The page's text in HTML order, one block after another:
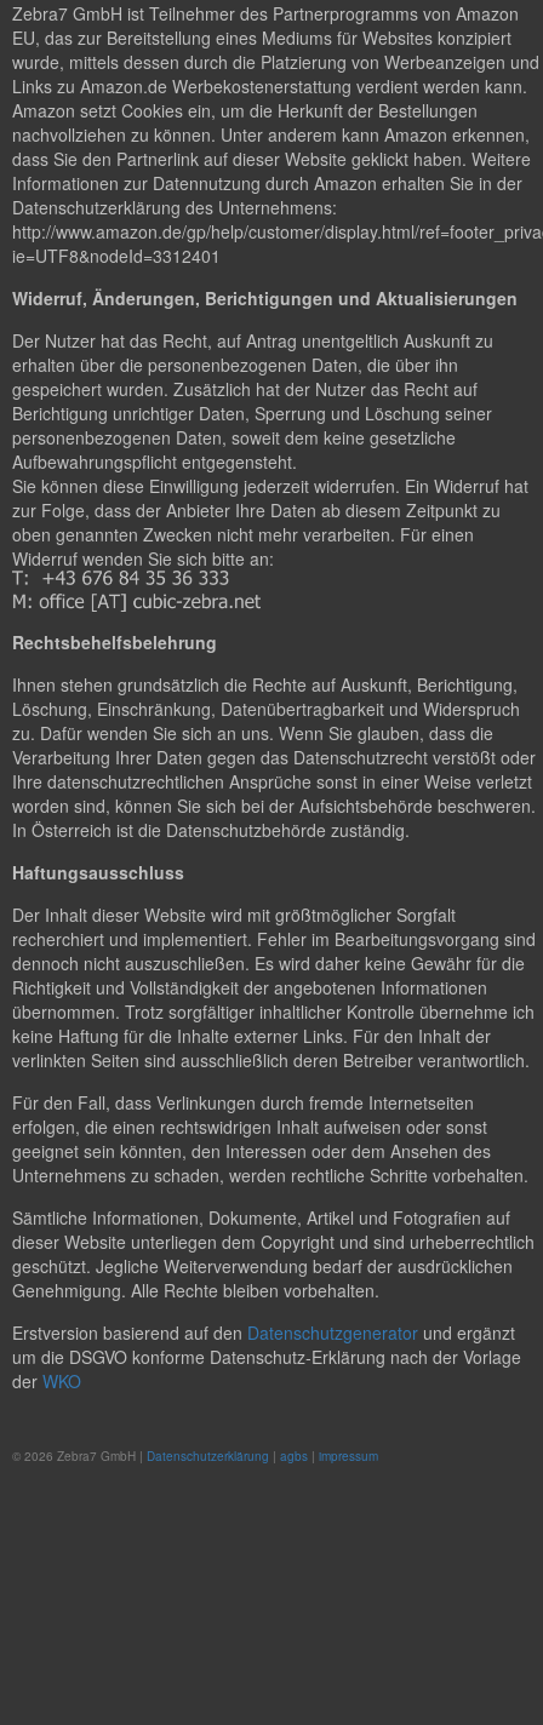
Zebra7 GmbH ist Teilnehmer des Partnerprogramms von Amazon
EU, das zur Bereitstellung eines Mediums für Websites konzipiert
wurde, mittels dessen durch die Platzierung von Werbeanzeigen und
Links zu Amazon.de Werbekostenerstattung verdient werden kann.
Amazon setzt Cookies ein, um die Herkunft der Bestellungen
nachvollziehen zu können. Unter anderem kann Amazon erkennen,
dass Sie den Partnerlink auf dieser Website geklickt haben. Weitere
Informationen zur Datennutzung durch Amazon erhalten Sie in der
Datenschutzerklärung des Unternehmens:
http://www.amazon.de/gp/help/customer/display.html/
ie=UTF8&nodeId=3312401
Widerruf, Änderungen, Berichtigungen und Aktualisierungen
Der Nutzer hat das Recht, auf Antrag unentgeltlich Auskunft zu
erhalten über die personenbezogenen Daten, die über ihn
gespeichert wurden. Zusätzlich hat der Nutzer das Recht auf
Berichtigung unrichtiger Daten, Sperrung und Löschung seiner
personenbezogenen Daten, soweit dem keine gesetzliche
Aufbewahrungspflicht entgegensteht.
Sie können diese Einwilligung jederzeit widerrufen. Ein Widerruf hat
zur Folge, dass der Anbieter Ihre Daten ab diesem Zeitpunkt zu
oben genannten Zwecken nicht mehr verarbeiten. Für einen
Widerruf wenden Sie sich bitte an:
Rechtsbehelfsbelehrung
Ihnen stehen grundsätzlich die Rechte auf Auskunft, Berichtigung,
Löschung, Einschränkung, Datenübertragbarkeit und Widerspruch
zu. Dafür wenden Sie sich an uns. Wenn Sie glauben, dass die
Verarbeitung Ihrer Daten gegen das Datenschutzrecht verstößt oder
Ihre datenschutzrechtlichen Ansprüche sonst in einer Weise verletzt
worden sind, können Sie sich bei der Aufsichtsbehörde beschweren.
In Österreich ist die Datenschutzbehörde zuständig.
Haftungsausschluss
Der Inhalt dieser Website wird mit größtmöglicher Sorgfalt
recherchiert und implementiert. Fehler im Bearbeitungsvorgang sind
dennoch nicht auszuschließen. Es wird daher keine Gewähr für die
Richtigkeit und Vollständigkeit der angebotenen Informationen
übernommen. Trotz sorgfältiger inhaltlicher Kontrolle übernehme ich
keine Haftung für die Inhalte externer Links. Für den Inhalt der
verlinkten Seiten sind ausschließlich deren Betreiber verantwortlich.
Für den Fall, dass Verlinkungen durch fremde Internetseiten
erfolgen, die einen rechtswidrigen Inhalt aufweisen oder sonst
geeignet sein könnten, den Interessen oder dem Ansehen des
Unternehmens zu schaden, werden rechtliche Schritte vorbehalten.
Sämtliche Informationen, Dokumente, Artikel und Fotografien auf
dieser Website unterliegen dem Copyright und sind urheberrechtlich
geschützt. Jegliche Weiterverwendung bedarf der ausdrücklichen
Genehmigung. Alle Rechte bleiben vorbehalten.
Erstversion basierend auf den Datenschutzgenerator und ergänzt
um die DSGVO konforme Datenschutz-Erklärung nach der Vorlage
der WKO
© 2026 Zebra7 GmbH | Datenschutzerklärung | agbs | impressum